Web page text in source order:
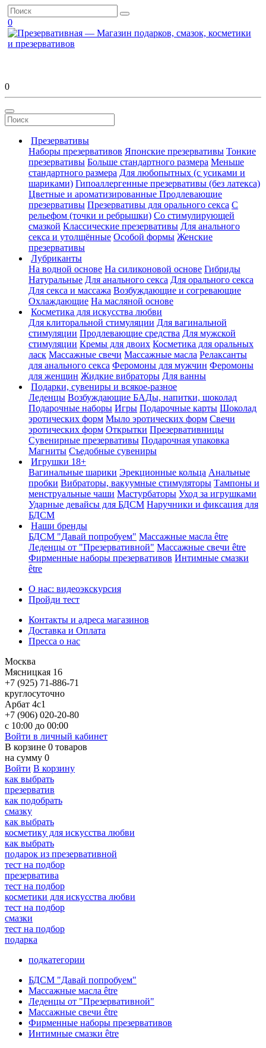
0
0
Презервативы
Наборы презервативов Японские презервативы Тонкие
презервативы Больше стандартного размера Меньше
стандартного размера Для любопытных (с усиками и
шариками) Гипоаллергенные презервативы (без латекса)
Цветные и ароматизированные Продлевающие
презервативы Презервативы для орального секса С
рельефом (точки и ребрышки) Со стимулирующей
смазкой Классические презервативы Для анального
секса и утолщённые Особой формы Женские
презервативы
Лубриканты
На водной основе На силиконовой основе Гибриды
Натуральные Для анального секса Для орального секса
Для секса и массажа Возбуждающие и согревающие
Охлаждающие На масляной основе
Косметика для искусства любви
Для клиторальной стимуляции Для вагинальной
стимуляции Продлевающие средства Для мужской
стимуляции Кремы для двоих Косметика для оральных
ласк Массажные свечи Массажные масла Релаксанты
для анального секса Феромоны для мужчин Феромоны
для женщин Жидкие вибраторы Для ванны
Подарки, сувениры и всякое-разное
Леденцы Возбуждающие БАДы, напитки, шоколад
Подарочные наборы Игры Подарочные карты Шоколад
эротических форм Мыло эротических форм Свечи
эротических форм Открытки Презервативницы
Сувенирные презервативы Подарочная упаковка
Магниты Съедобные сувениры
Игрушки 18+
Вагинальные шарики Эрекционные кольца Анальные
пробки Вибраторы, вакуумные стимуляторы Тампоны и
менструальные чаши Мастурбаторы Уход за игрушками
Ударные девайсы для БДСМ Наручники и фиксация для
БДСМ
Наши бренды
БДСМ "Давай попробуем" Массажные масла être
Леденцы от "Презервативной" Массажные свечи être
Фирменные наборы презервативов Интимные смазки
être
О нас: видеоэкскурсия
Пройди тест
Контакты и адреса магазинов
Доставка и Оплата
Пресса о нас
Москва
Мясницкая 16
+7 (925) 71-886-71
круглосуточно
Арбат 4с1
+7 (906) 020-20-80
с 10:00 до 00:00
Войти в личный кабинет
В корзине 0 товаров
на сумму 0
Войти В корзину
как выбрать
презерватив
как подобрать
смазку
как выбрать
косметику для искусства любви
как выбрать
подарок из презервативной
тест на подбор
презерватива
тест на подбор
косметики для искусства любви
тест на подбор
смазки
тест на подбор
подарка
подкатегории
БДСМ "Давай попробуем"
Массажные масла être
Леденцы от "Презервативной"
Массажные свечи être
Фирменные наборы презервативов
Интимные смазки être